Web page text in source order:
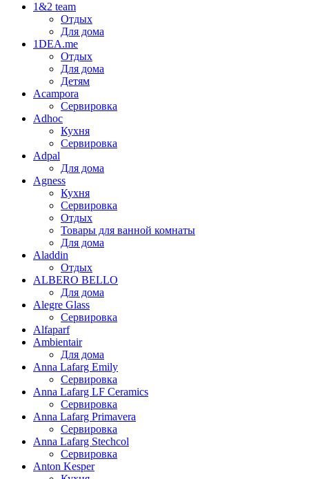
1&2 team
Отдых
Для дома
1DEA.me
Отдых
Для дома
Детям
Acampora
Сервировка
Adhoc
Кухня
Сервировка
Adpal
Для дома
Agness
Кухня
Сервировка
Отдых
Товары для ванной комнаты
Для дома
Aladdin
Отдых
ALBERO BELLO
Для дома
Alegre Glass
Сервировка
Alfaparf
Ambientair
Для дома
Anna Lafarg Emily
Сервировка
Anna Lafarg LF Ceramics
Сервировка
Anna Lafarg Primavera
Сервировка
Anna Lafarg Stechcol
Сервировка
Anton Kesper